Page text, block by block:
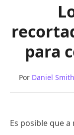
para
Por Daniel Smith
Es posible que